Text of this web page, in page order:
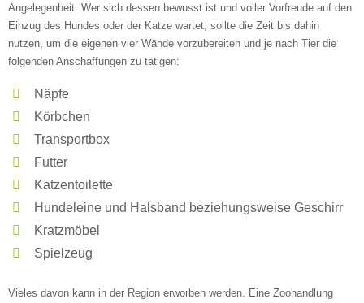
—
ÖFFNUNGSZEITEN HINZUFÜGEN
ÖFFNUNGSZEITEN HINZUFÜGEN
Sonntag
Angelegenheit. Wer sich dessen bewusst ist und voller Vorfreude auf den
Einzug des Hundes oder der Katze wartet, sollte die Zeit bis dahin
nutzen, um die eigenen vier Wände vorzubereiten und je nach Tier die
folgenden Anschaffungen zu tätigen:
Näpfe
Körbchen
Transportbox
Futter
Katzentoilette
Hundeleine und Halsband beziehungsweise Geschirr
Kratzmöbel
Spielzeug
Vieles davon kann in der Region erworben werden. Eine Zoohandlung